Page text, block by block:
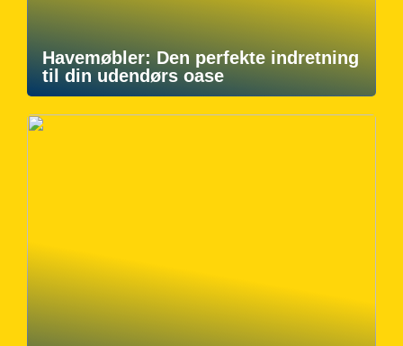
Havemøbler: Den perfekte indretning
til din udendørs oase